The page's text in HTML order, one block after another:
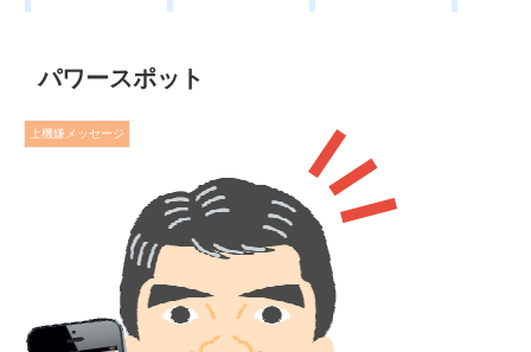
パワースポット
上機嫌メッセージ